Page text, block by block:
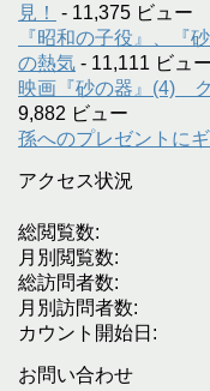
見！
- 11,375 ビュー
『昭和の子役』、『
の熱気 - 11,111 ビュー
映画『砂の器』(4)
9,882 ビュー
孫へのプレゼントに
アクセス状況
総閲覧数:
月別閲覧数:
総訪問者数:
月別訪問者数:
カウント開始日:
お問い合わせ